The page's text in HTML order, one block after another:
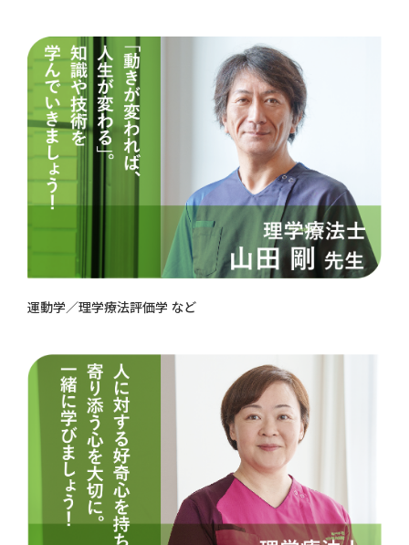
運動学／理学療法評価学 など